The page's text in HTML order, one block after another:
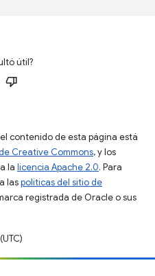
útil?
contenido de esta página está
Creative Commons, y los
la licencia Apache 2.0. Para
laspolíticas del sitio de
registrada de Oracle o sus